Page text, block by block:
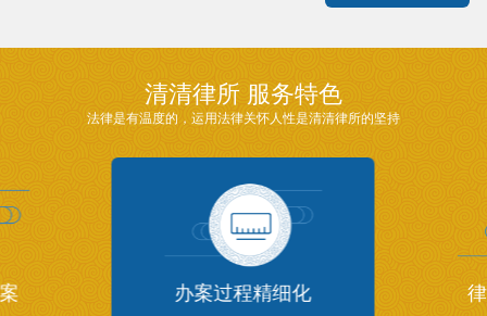
清清律所 服务特色
法律是有温度的，运用法律关怀人性是清清律所的坚持
办案过程精细化